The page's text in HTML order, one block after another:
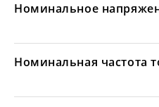
Номинальное
Номинальная частота